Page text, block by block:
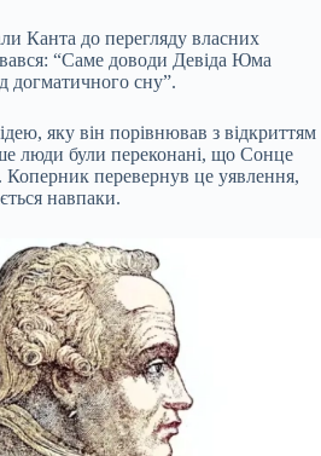
Канта до перегляду власних
“Саме доводи Девіда Юма
догматичного сну”.
яку він порівнював з відкриттям
люди були переконані, що Сонце
Коперник перевернув це уявлення,
навпаки.